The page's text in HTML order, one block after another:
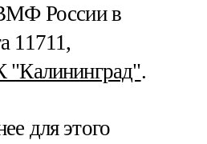
России в
11711,
"Калининград".
для этого